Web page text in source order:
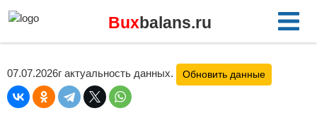
Buxbalans.ru
07.07.2026г актуальность данных. Обновить данные